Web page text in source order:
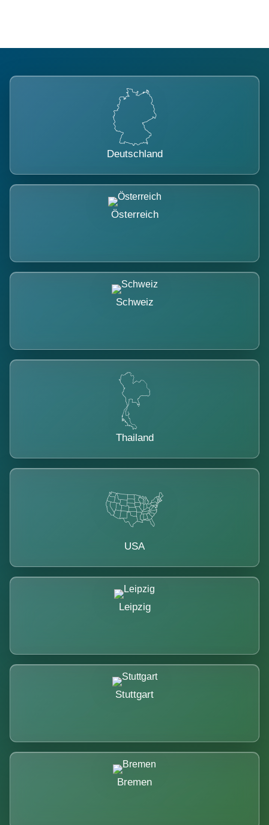
Deutschland
Österreich
Schweiz
Thailand
USA
Leipzig
Stuttgart
Bremen